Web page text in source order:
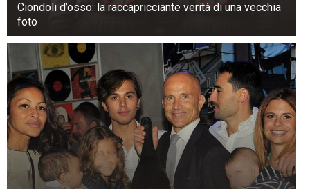
Ciondoli d’osso: la raccapricciante verità di una vecchia
foto